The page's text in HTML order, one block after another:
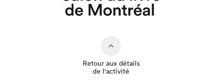
Retour aux détails
de l'activité